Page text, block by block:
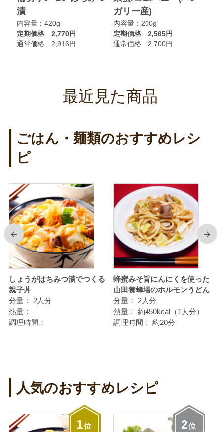
漬
内容量：420g
定期価格 2,770円
通常価格 2,916円
ガリー産)
内容量：200g
定期価格 2,565円
通常価格 2,700円
最近見た商品
ごはん・麺類のおすすめレシ
ピ
前
しょうがはちみつ漬でつくる
親子丼
分量：
2人分
熱量：
調理時間：
蜂蜜みそ旨にんにくを使った
山田養蜂場のホルモンうどん
分量：
2人分
熱量： 約450kcal（1人分）
調理時間： 約20分
次
人気のおすすめレシピ
1位 2位